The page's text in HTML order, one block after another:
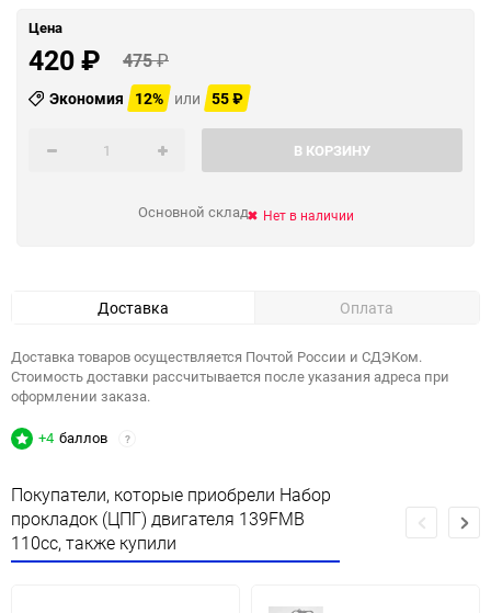
Цена
420₽ 475₽
Экономия 12% или 55₽
В КОРЗИНУ
Основной склад Нет в наличии
Доставка Оплата
Доставка товаров осуществляется Почтой России и СДЭКом.
Стоимость доставки рассчитывается после указания адреса при
оформлении заказа.
+4 баллов ?
Покупатели, которые приобрели Набор
прокладок (ЦПГ) двигателя 139FMB
110сс, также купили